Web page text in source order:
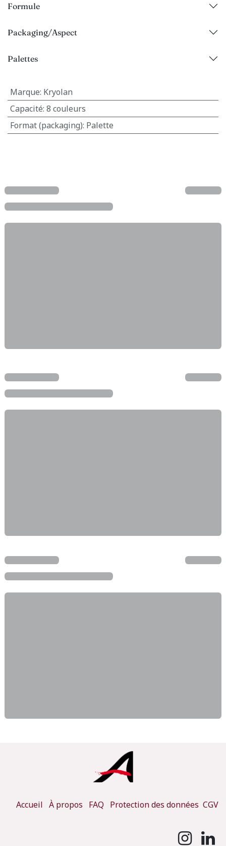
Formule
Packaging/Aspect
Palettes
Marque: Kryolan
Capacité: 8 couleurs
Format (packaging): Palette
Accueil À propos FAQ Protection des données CGV